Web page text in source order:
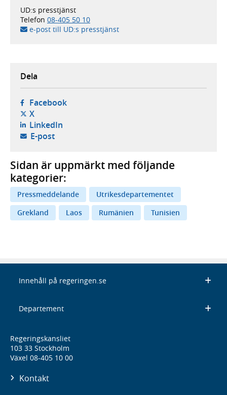
UD:s presstjänst
Telefon 08-405 50 10
e-post till UD:s presstjänst
Dela
Facebook- öppnas i ny flik, extern webbplats,
X- öppnas i ny flik, extern webbplats,
LinkedIn- öppnas i ny flik, extern webbplats,
E-post- öppnar din e-postklient,
Sidan är uppmärkt med följande
kategorier:
Pressmeddelande
Utrikesdepartementet
Grekland
Laos Rumänien Tunisien
Innehåll på regeringen.se
Departement
Regeringskansliet
103 33 Stockholm
Växel 08-405 10 00
Kontakt